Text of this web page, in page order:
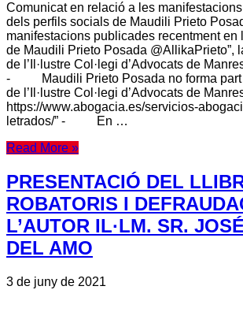
Comunicat en relació a les
dels perfils socials de Maudili Prieto
manifestacions publicades recentment en
de Maudili Prieto Posada @AllikaPrieto”,
de l’Il·lustre Col·legi d’Advocats de
- Maudili Prieto Posada no forma part
de l’Il·lustre Col·legi d’Advocats de
https://www.abogacia.es/servicios-
letrados/” - En …
Read More »
PRESENTACIÓ DEL
ROBATORIS I
L’AUTOR IL·LM. SR.
DEL AMO
3 de juny de 2021